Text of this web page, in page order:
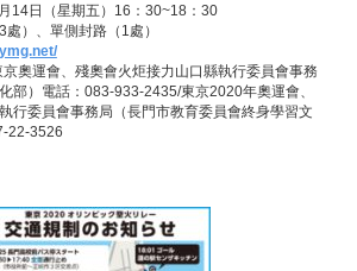
14日（星期五）16：30~18：30
）、單側封路（1處）
京奧運會、殘奧會火炬接力山口縣執行委員會事務
部）電話：083-933-2435/東京2020年奧運會、
行委員會事務局（長門市教育委員會終身學習文
22-3526